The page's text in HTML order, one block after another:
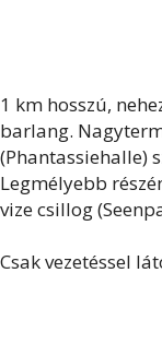
1 km hosszú,
barlang.
(Phantassiehalle)
Legmélyebb
vize csillog
Csak vezetéssel